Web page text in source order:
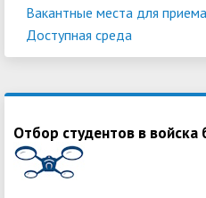
Вакантные места для
Доступная среда
Отбор студентов в войска